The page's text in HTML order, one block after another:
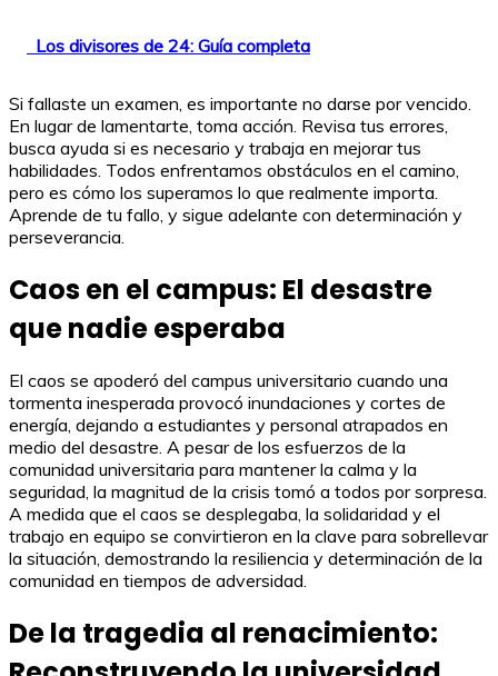
Los divisores de 24: Guía completa
Si fallaste un examen, es importante no darse por vencido.
En lugar de lamentarte, toma acción. Revisa tus errores,
busca ayuda si es necesario y trabaja en mejorar tus
habilidades. Todos enfrentamos obstáculos en el camino,
pero es cómo los superamos lo que realmente importa.
Aprende de tu fallo, y sigue adelante con determinación y
perseverancia.
Caos en el campus: El desastre
que nadie esperaba
El caos se apoderó del campus universitario cuando una
tormenta inesperada provocó inundaciones y cortes de
energía, dejando a estudiantes y personal atrapados en
medio del desastre. A pesar de los esfuerzos de la
comunidad universitaria para mantener la calma y la
seguridad, la magnitud de la crisis tomó a todos por sorpresa.
A medida que el caos se desplegaba, la solidaridad y el
trabajo en equipo se convirtieron en la clave para sobrellevar
la situación, demostrando la resiliencia y determinación de la
comunidad en tiempos de adversidad.
De la tragedia al renacimiento: